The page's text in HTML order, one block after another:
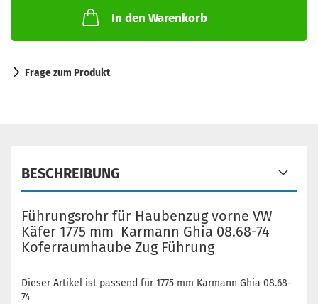
In den Warenkorb
Frage zum Produkt
BESCHREIBUNG
Führungsrohr für Haubenzug vorne VW
Käfer 1775 mm Karmann Ghia 08.68-74
Koferraumhaube Zug Führung
Dieser Artikel ist passend für 1775 mm Karmann Ghia 08.68-
74